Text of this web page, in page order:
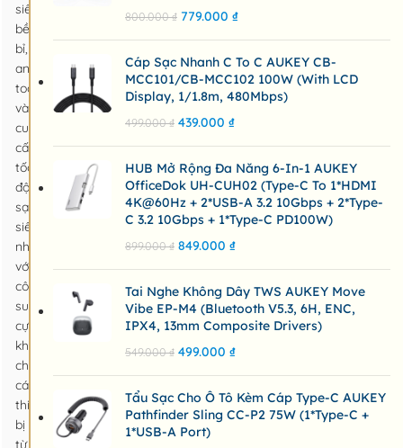
siêu
bền
bỉ,
an
toàn
và
cung
cấp
tốc
độ
sạc
siêu
nhanh
với
công
suất
cực
khủng
cho
các
thiết
bị
từ
800.000₫ 779.000 ₫
Cáp Sạc Nhanh C To C AUKEY CB-
MCC101/CB-MCC102 100W (with LCD
Display, 1/1.8m, 480Mbps)
499.000₫ 439.000 ₫
HUB Mở Rộng Đa Năng 6-In-1 AUKEY
OfficeDok UH-CUH02 (Type-C To 1*HDMI
4K@60Hz + 2*USB-A 3.2 10Gbps + 2*Type-
C 3.2 10Gbps + 1*Type-C PD100W)
899.000₫ 849.000 ₫
Tai Nghe Không Dây TWS AUKEY Move
Vibe EP-M4 (Bluetooth V5.3, 6H, ENC,
IPX4, 13mm Composite Drivers)
549.000₫ 499.000 ₫
Tẩu Sạc Cho Ô Tô Kèm Cáp Type-C AUKEY
Pathfinder Sling CC-P2 75W (1*Type-C +
1*USB-A Port)